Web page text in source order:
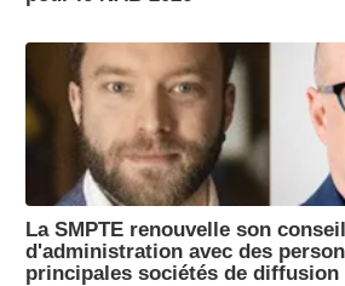
La SMPTE renouvelle son conseil
d'administration avec des
principales sociétés de diffusion